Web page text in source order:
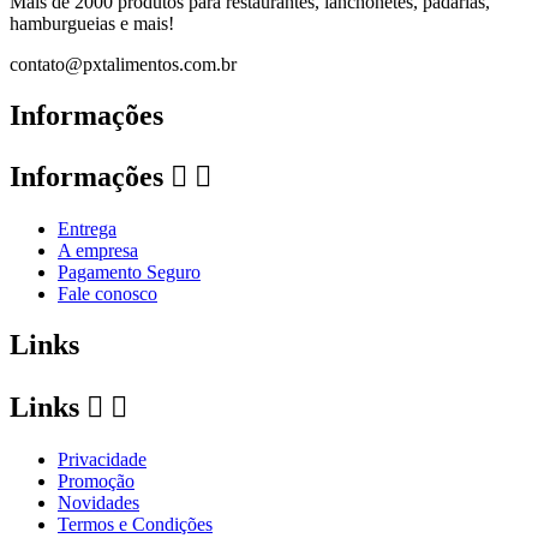
hamburgueias e mais!
contato@pxtalimentos.com.br
Informações
Informações  
Entrega
A empresa
Pagamento Seguro
Fale conosco
Links
Links  
Privacidade
Promoção
Novidades
Termos e Condições